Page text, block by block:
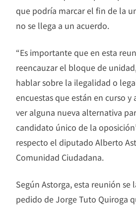
que podría marcar el fin de la
no se llega a un acuerdo.
“Es importante que en esta
reencauzar el bloque de
hablar sobre la ilegalidad o
encuestas que están en curso
ver alguna nueva alternativa
candidato único de la
respecto el diputado Alberto
Comunidad Ciudadana.
Según Astorga, esta reunión se
pedido de Jorge Tuto Quiroga